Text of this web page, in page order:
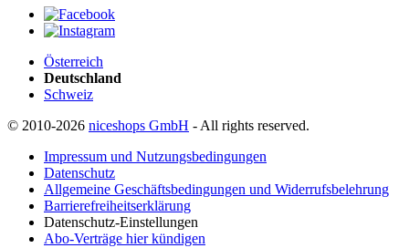
Österreich
Deutschland
Schweiz
© 2010-2026 niceshops GmbH - All rights reserved.
Impressum und Nutzungsbedingungen
Datenschutz
Allgemeine Geschäftsbedingungen und Widerrufsbelehrung
Barrierefreiheitserklärung
Datenschutz-Einstellungen
Abo-Verträge hier kündigen